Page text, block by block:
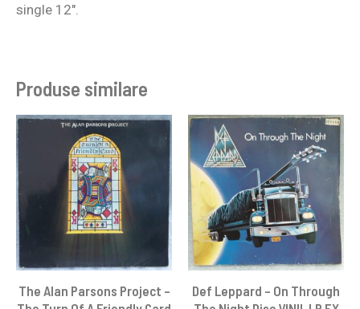
single 12″.
Produse similare
The Alan Parsons Project –
Def Leppard – On Through